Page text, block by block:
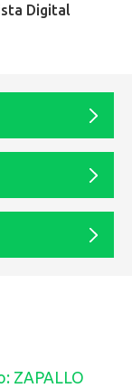
Digital
ZAPALLO